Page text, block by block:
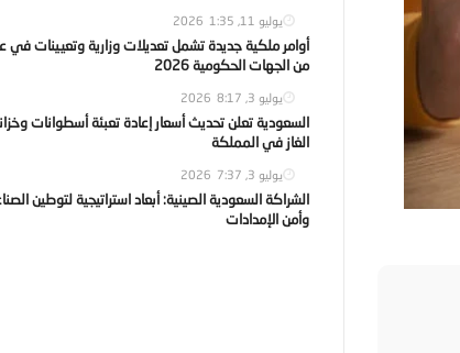
يوليو 11, 2026 1:35
أوامر ملكية جديدة تشمل تعديلات وزارية وتعيينات في
من الجهات الحكومية 2026
يوليو 3, 2026 8:17
السعودية تعلن تحديث أسعار إعادة تعبئة أسطوانات
الغاز في المملكة
يوليو 3, 2026 7:37
الشراكة السعودية الصينية: أبعاد استراتيجية لتوطين
وأمن الإمدادات